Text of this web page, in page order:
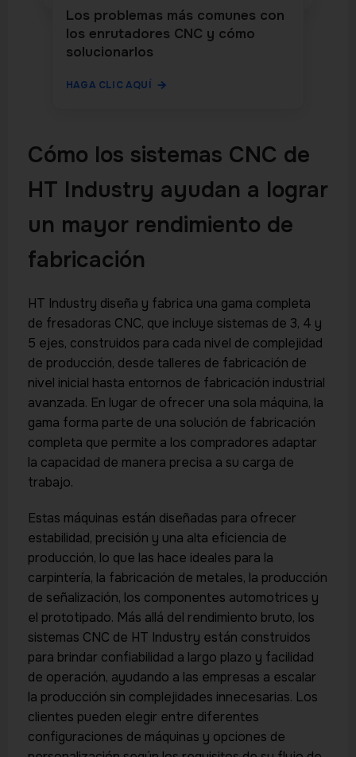
Los problemas más comunes con
los enrutadores CNC y cómo
solucionarlos
HAGA CLIC AQUÍ
Cómo los sistemas CNC de
HT Industry ayudan a lograr
un mayor rendimiento de
fabricación
HT Industry diseña y fabrica una gama completa
de fresadoras CNC, que incluye sistemas de 3, 4 y
5 ejes, construidos para cada nivel de complejidad
de producción, desde talleres de fabricación de
nivel inicial hasta entornos de fabricación industrial
avanzada. En lugar de ofrecer una sola máquina, la
gama forma parte de una solución de fabricación
completa que permite a los compradores adaptar
la capacidad de manera precisa a su carga de
trabajo.
Estas máquinas están diseñadas para ofrecer
estabilidad, precisión y una alta eficiencia de
producción, lo que las hace ideales para la
carpintería, la fabricación de metales, la producción
de señalización, los componentes automotrices y
el prototipado. Más allá del rendimiento bruto, los
sistemas CNC de HT Industry están construidos
para brindar confiabilidad a largo plazo y facilidad
de operación, ayudando a las empresas a escalar
la producción sin complejidades innecesarias. Los
clientes pueden elegir entre diferentes
configuraciones de máquinas y opciones de